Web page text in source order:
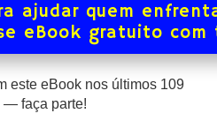
ajudar quem
eBook gratuito
este eBook nos últimos109
— faça parte!